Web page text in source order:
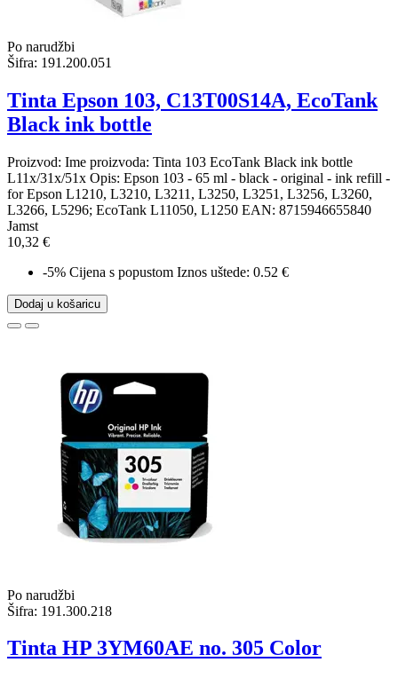
Po narudžbi
Šifra: 191.200.051
Tinta Epson 103, C13T00S14A, EcoTank
Black ink bottle
Proizvod: Ime proizvoda: Tinta 103 EcoTank Black ink bottle
L11x/31x/51x Opis: Epson 103 - 65 ml - black - original - ink refill -
for Epson L1210, L3210, L3211, L3250, L3251, L3256, L3260,
L3266, L5296; EcoTank L11050, L1250 EAN: 8715946655840
Jamst
10,32 €
-5% Cijena s popustom Iznos uštede: 0.52 €
Dodaj u košaricu
Po narudžbi
Šifra: 191.300.218
Tinta HP 3YM60AE no. 305 Color